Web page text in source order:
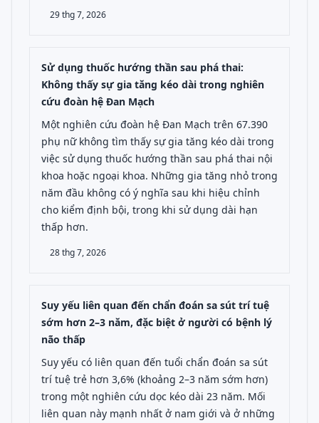
29 thg 7, 2026
Sử dụng thuốc hướng thần sau phá thai:
Không thấy sự gia tăng kéo dài trong nghiên
cứu đoàn hệ Đan Mạch
Một nghiên cứu đoàn hệ Đan Mạch trên 67.390
phụ nữ không tìm thấy sự gia tăng kéo dài trong
việc sử dụng thuốc hướng thần sau phá thai nội
khoa hoặc ngoại khoa. Những gia tăng nhỏ trong
năm đầu không có ý nghĩa sau khi hiệu chỉnh
cho kiểm định bội, trong khi sử dụng dài hạn
thấp hơn.
28 thg 7, 2026
Suy yếu liên quan đến chẩn đoán sa sút trí tuệ
sớm hơn 2–3 năm, đặc biệt ở người có bệnh lý
não thấp
Suy yếu có liên quan đến tuổi chẩn đoán sa sút
trí tuệ trẻ hơn 3,6% (khoảng 2–3 năm sớm hơn)
trong một nghiên cứu dọc kéo dài 23 năm. Mối
liên quan này mạnh nhất ở nam giới và ở những